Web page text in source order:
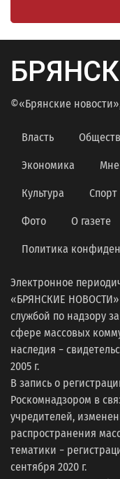
©«Брянские
Власть
Экономика
Культура Спорт
Фото О газете
Политика
Электронное
«БРЯНСКИЕ НОВОСТИ»
службой по надзору
сфере массовых
наследия −
2005 г.
В запись о
Роскомнадзором в
учредителей,
распространения
тематики −
сентября 2020 г.